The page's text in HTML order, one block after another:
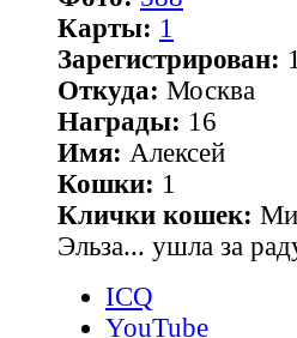
Карты: 1
Зарегистрирован:
Откуда: Москва
Награды: 16
Имя: Алексей
Кошки: 1
Клички кошек:
Эльза... ушла за
ICQ
YouTube